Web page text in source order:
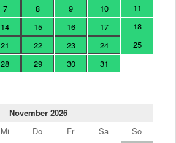
7 8 9 10
11
14 15 16 17
18
21 22 23 24
25
28 29 30 31
November 2026
Mi Do Fr Sa
So